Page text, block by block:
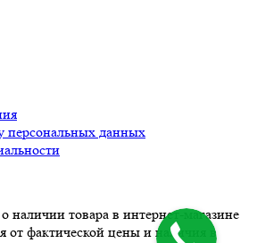
персональных данных
наличии товара в интернет-магазине
от фактической цены и наличия в